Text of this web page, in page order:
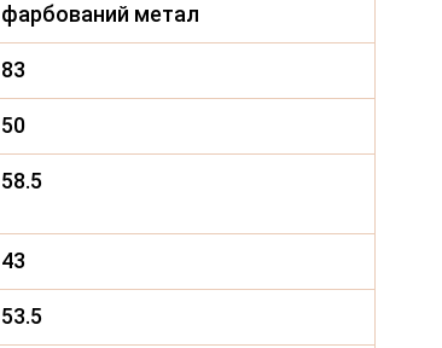
фарбований метал
83
50
58.5
43
53.5